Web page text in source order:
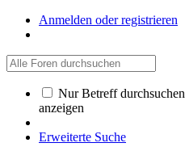
Anmelden oder registrieren
Nur Betreff durchsuchen
anzeigen
Erweiterte Suche